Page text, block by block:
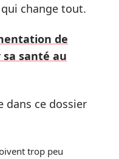
change tout.
de
santé au
dans ce dossier
trop peu